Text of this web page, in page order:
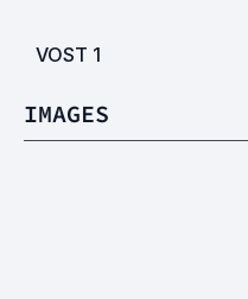
VOST 1
IMAGES